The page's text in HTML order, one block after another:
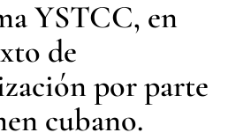
YSTCC, en
de
por parte
cubano.